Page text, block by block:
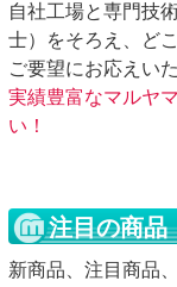
自社工場と専門技
士）をそろえ、ど
ご要望にお応えい
実績豊富なマルヤ
い！
注目の商品
新商品、注目商品